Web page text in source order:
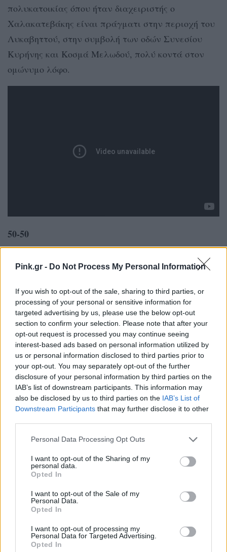
Pink.gr - Do Not Process My Personal Information
If you wish to opt-out of the sale, sharing to third parties, or
processing of your personal or sensitive information for
targeted advertising by us, please use the below opt-out
section to confirm your selection. Please note that after your
opt-out request is processed you may continue seeing
interest-based ads based on personal information utilized by
us or personal information disclosed to third parties prior to
your opt-out. You may separately opt-out of the further
disclosure of your personal information by third parties on the
IAB’s list of downstream participants. This information may
also be disclosed by us to third parties on the IAB’s List of
Downstream Participants that may further disclose it to other
Personal Data Processing Opt Outs
I want to opt-out of the Sharing of my
personal data.
Opted In
I want to opt-out of the Sale of my
Personal Data.
Opted In
I want to opt-out of processing my
Personal Data for Targeted Advertising.
Opted In
πολυκατοικίας όπου ήταν διαχειριστής ο
Χαλακατεβάκης είναι πράγματι στην περιοχή του
Λυκαβηττού, στην συμβολή των οδών Συνεσίου
Κυρήνης και Κοσμά Μελωδού, πολύ κοντά στον
ομώνυμο λόφο.
50-50
τελευταίων ετών. Η πιο χαρακτηριστική περιοχή
της, δεν είναι άλλη από το τσιπουράδικο, στο
οποίο μαζεύονταν κάθε Παρασκευή οι τρεις
κολλητοί φίλοι. Πρόκειται για το Ουζερί «Οινέα»
που βρίσκεται στου Ψυρρή, το οποίο μπορείτε να
επισκεφτείτε. Από εκεί και πέρα, ο Πειραιώτης
Σάκης Μπουλάς έμενε στην πανέμορφη
Καστέλλα, ενώ οι άλλοι δυο φίλοι έμεναν σε
μονοκατοικίες των βορείων προαστίων.